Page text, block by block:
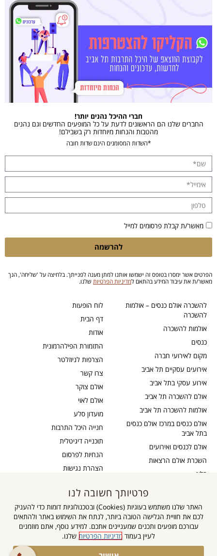
לוח הופעות
דף הבית
אודות
התזמורת הפילהרמונית
הצרפות לניוזלטר
צרו קשר
אולם צוקר
אולם לאוי
מועדון סלע
חנייה היכל התרבות
תוכנייה דיגיטלית
הנחיות לפרסום
הצהרת נגישות
אישור נגישות
מדיניות פרטיות
מפת אתר
להשכרה אולם כנסים – אולמות
להשכרה
אולמות להשכרה
כנסים
מקום לאירועי חברה
אירועים עסקיים תל אביב
אירוע עסקי בתל אביב
אולם להשכרה תל אביב
אולמות להשכרה תל אביב
אולם כנסים במרכז אולם כנסים
בתל אביב
אולם לכנסים ואירועים
השכרת אולם הרצאות
בלוג
חברי ההיכל נהנים יותר!
החברים שלנו הם הראשונים לדעת על כל המופעים החדשים וגם נהנים
מהטבות והנחות מיוחדות רק בשבילם!
*השדות המסומנים הינם שדות חובה
מאשר/ת קבלת פרסומים למייל
להרשמה
הפרטים אשר ימסרו בטופס זה ישמשו אותנו למתן מענה לפנייתך. בלחיצה על 'שליחה', הנך
מאשר/ת את עיבוד המידע בהתאם למדיניות הפרטיות שלנו.
פרטיותך חשובה לנו
האתר שלנו משתמש בעוגיות (Cookies) ובטכנולוגיות דומות כדי להעניק
לכם את חוויית הגלישה הטובה ביותר, לנתח את השימוש באתר ולהתאים
עבורכם מופעים ותכנים שמעניינים אתכם. למידע נוסף, אתם מוזמנים
לעיין בעמוד מדיניות הפרטיות שלנו.